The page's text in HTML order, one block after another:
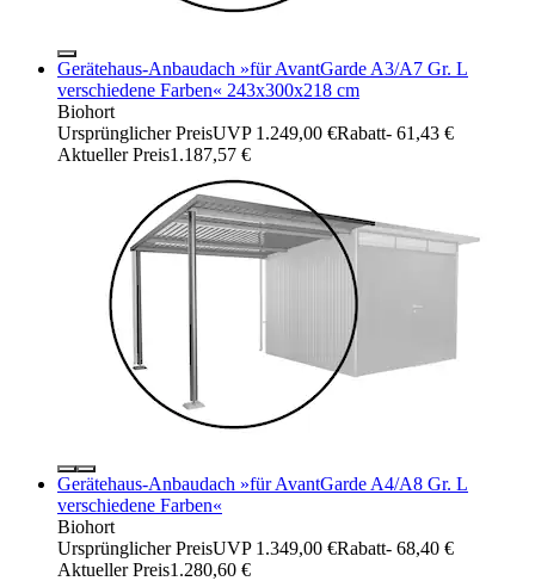
Gerätehaus-Anbaudach »für AvantGarde A3/A7 Gr. L
verschiedene Farben« 243x300x218 cm
Biohort
Ursprünglicher PreisUVP 1.249,00 €Rabatt- 61,43 €
Aktueller Preis1.187,57 €
Gerätehaus-Anbaudach »für AvantGarde A4/A8 Gr. L
verschiedene Farben«
Biohort
Ursprünglicher PreisUVP 1.349,00 €Rabatt- 68,40 €
Aktueller Preis1.280,60 €